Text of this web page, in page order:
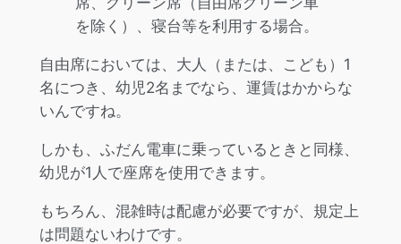
を除く）、寝台等を利用する場合。
自由席においては、大人（または、こども）1
名につき、幼児2名までなら、運賃はかからな
いんですね。
しかも、ふだん電車に乗っているときと同様、
幼児が1人で座席を使用できます。
もちろん、混雑時は配慮が必要ですが、規定上
は問題ないわけです。